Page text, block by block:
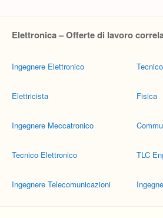
Elettronica – Offerte di lavoro
Ingegnere Elettronico
Elettricista
Ingegnere Meccatronico
Tecnico Elettronico
Ingegnere Telecomunicazioni
Fisica
TLC